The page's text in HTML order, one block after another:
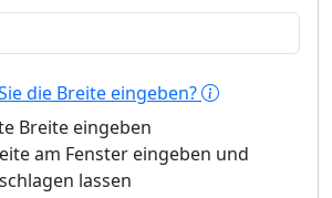
die Breite eingeben?
Breite eingeben
am Fenster eingeben und
lassen